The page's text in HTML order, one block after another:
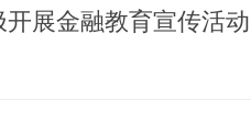
展金融教育宣传活动